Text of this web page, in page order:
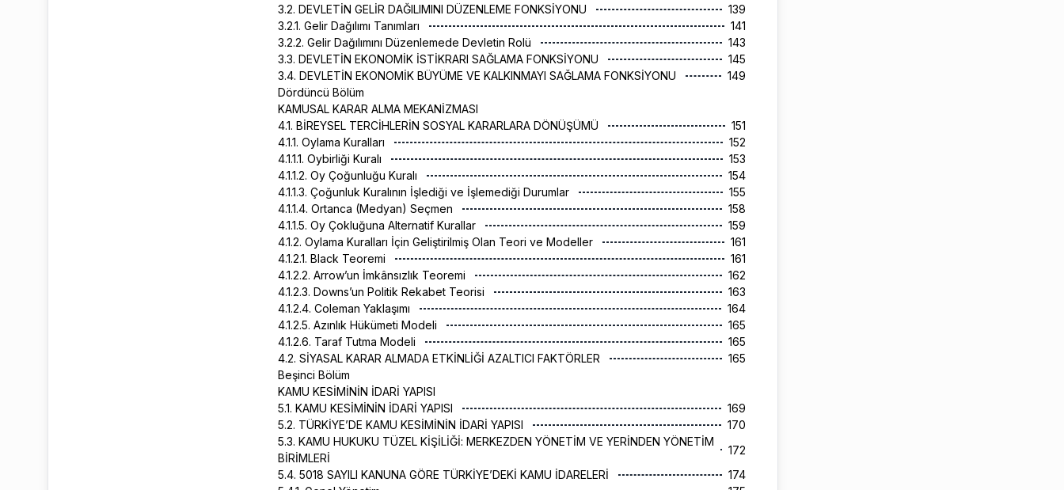
3.2. DEVLETİN GELİR DAĞILIMINI DÜZENLEME FONKSİYONU
139
3.2.1. Gelir Dağılımı Tanımları
141
3.2.2. Gelir Dağılımını Düzenlemede Devletin Rolü
143
3.3. DEVLETİN EKONOMİK İSTİKRARI SAĞLAMA FONKSİYONU
145
3.4. DEVLETİN EKONOMİK BÜYÜME VE KALKINMAYI SAĞLAMA FONKSİYONU
149
Dördüncü Bölüm
KAMUSAL KARAR ALMA MEKANİZMASI
4.1. BİREYSEL TERCİHLERİN SOSYAL KARARLARA DÖNÜŞÜMÜ
151
4.1.1. Oylama Kuralları
152
4.1.1.1. Oybirliği Kuralı
153
4.1.1.2. Oy Çoğunluğu Kuralı
154
4.1.1.3. Çoğunluk Kuralının İşlediği ve İşlemediği Durumlar
155
4.1.1.4. Ortanca (Medyan) Seçmen
158
4.1.1.5. Oy Çokluğuna Alternatif Kurallar
159
4.1.2. Oylama Kuralları İçin Geliştirilmiş Olan Teori ve Modeller
161
4.1.2.1. Black Teoremi
161
4.1.2.2. Arrow’un İmkânsızlık Teoremi
162
4.1.2.3. Downs’un Politik Rekabet Teorisi
163
4.1.2.4. Coleman Yaklaşımı
164
4.1.2.5. Azınlık Hükümeti Modeli
165
4.1.2.6. Taraf Tutma Modeli
165
4.2. SİYASAL KARAR ALMADA ETKİNLİĞİ AZALTICI FAKTÖRLER
165
Beşinci Bölüm
KAMU KESİMİNİN İDARİ YAPISI
5.1. KAMU KESİMİNİN İDARİ YAPISI
169
5.2. TÜRKİYE’DE KAMU KESİMİNİN İDARİ YAPISI
170
5.3. KAMU HUKUKU TÜZEL KİŞİLİĞİ: MERKEZDEN YÖNETİM VE YERİNDEN YÖNETİM
BİRİMLERİ
172
5.4. 5018 SAYILI KANUNA GÖRE TÜRKİYE’DEKİ KAMU İDARELERİ
174